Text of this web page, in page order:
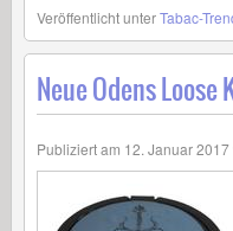
Veröffentlicht unterTabac-
Neue Odens Loose
Publiziert am 12. Januar 2017